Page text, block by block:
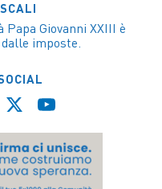
Giovanni XXIII è
imposte.
LinkedIn
X
Channel